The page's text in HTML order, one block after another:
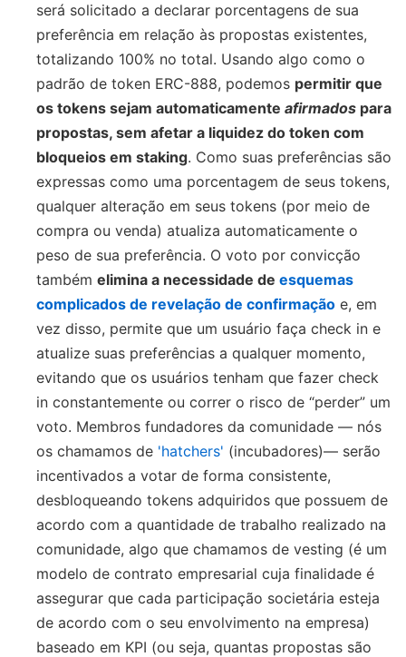
será solicitado a declarar porcentagens de sua
preferência em relação às propostas existentes,
totalizando 100% no total. Usando algo como o
padrão de token ERC-888, podemos permitir que
os tokens sejam automaticamente afirmados para
propostas, sem afetar a liquidez do token com
bloqueios em staking. Como suas preferências são
expressas como uma porcentagem de seus tokens,
qualquer alteração em seus tokens (por meio de
compra ou venda) atualiza automaticamente o
peso de sua preferência. O voto por convicção
também elimina a necessidade de esquemas
complicados de revelação de confirmação e, em
vez disso, permite que um usuário faça check in e
atualize suas preferências a qualquer momento,
evitando que os usuários tenham que fazer check
in constantemente ou correr o risco de “perder” um
voto. Membros fundadores da comunidade — nós
os chamamos de 'hatchers' (incubadores)— serão
incentivados a votar de forma consistente,
desbloqueando tokens adquiridos que possuem de
acordo com a quantidade de trabalho realizado na
comunidade, algo que chamamos de vesting (é um
modelo de contrato empresarial cuja finalidade é
assegurar que cada participação societária esteja
de acordo com o seu envolvimento na empresa)
baseado em KPI (ou seja, quantas propostas são